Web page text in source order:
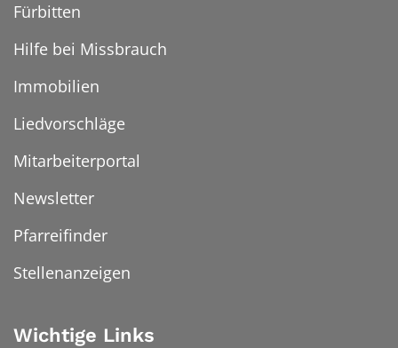
Fürbitten
Hilfe bei Missbrauch
Immobilien
Liedvorschläge
Mitarbeiterportal
Newsletter
Pfarreifinder
Stellenanzeigen
Wichtige Links